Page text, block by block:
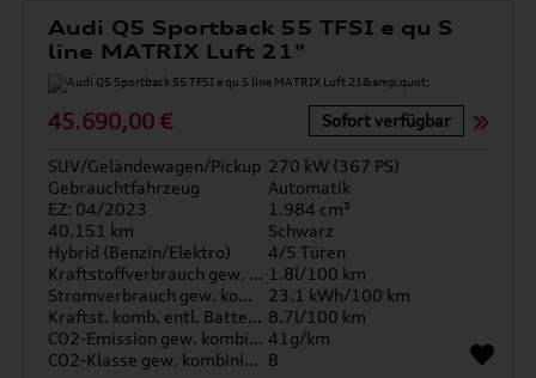
Audi Q5 Sportback 55 TFSI e qu S
line MATRIX Luft 21"
45.690,00 € Sofort verfügbar
SUV/Geländewagen/Pickup 270 kW (367 PS)
Gebrauchtfahrzeug
Automatik
EZ: 04/2023
1.984 cm³
40.151 km
Schwarz
Hybrid (Benzin/Elektro)
4/5 Türen
Kraftstoffverbrauch gew. kombiniert 1.8l/100 km
Stromverbrauch gew. kombiniert
23.1 kWh/100 km
Kraftst. komb. entl. Batterie 8.7l/100 km
CO2-Emission gew. kombiniert 41g/km
CO2-Klasse gew. kombiniert B